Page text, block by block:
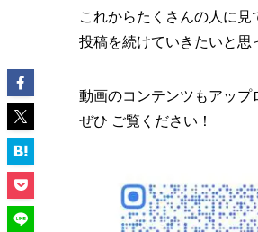
これからたくさんの人に見
投稿を続けていきたいと思
動画のコンテンツもアッ
ぜひ ご覧ください！